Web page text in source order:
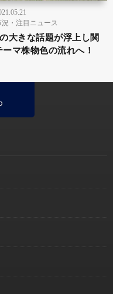
況・注目ニュース
大きな話題が浮上し関
ーマ株物色の流れへ！